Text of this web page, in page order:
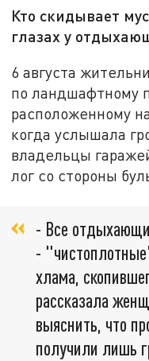
Кто скидывает
глазах у
6 августа
по ландшафтному
расположенному
когда услышала
владельцы
лог со стороны
- Все
-
хлама,
рассказала
выяснить, что
получили лишь